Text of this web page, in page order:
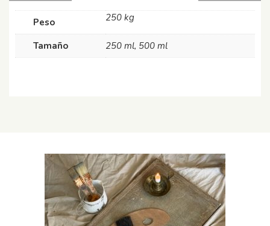
Peso 250 kg
Tamaño 250 ml, 500 ml